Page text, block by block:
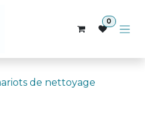
0
de nettoyage